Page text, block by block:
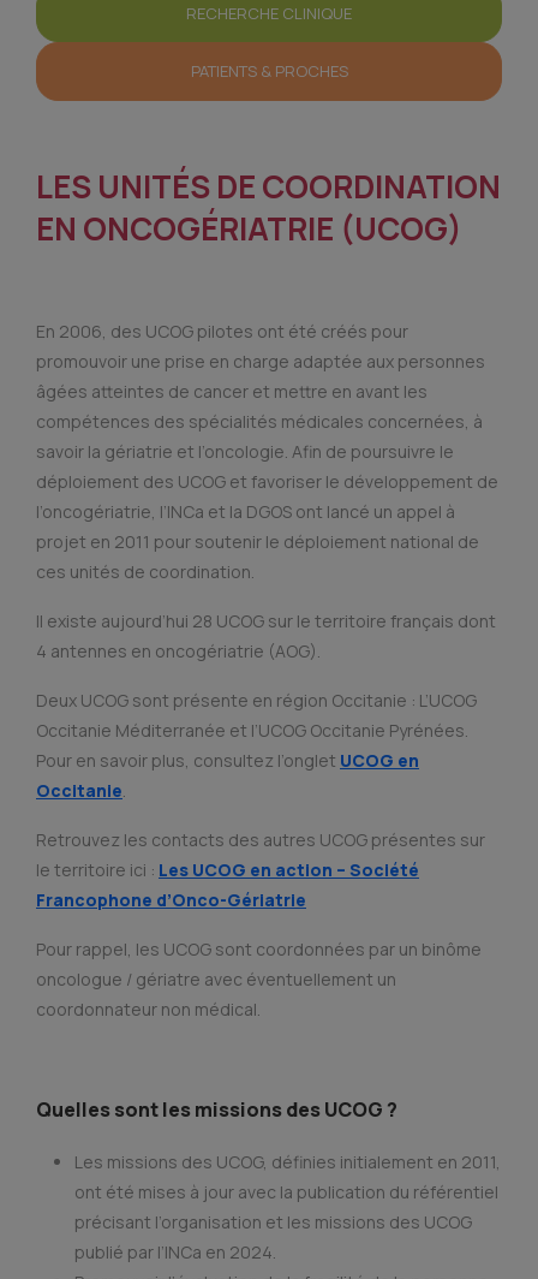
RECHERCHE CLINIQUE
PATIENTS & PROCHES
LES UNITÉS DE COORDINATION
EN ONCOGÉRIATRIE (UCOG)
En 2006, des UCOG pilotes ont été créés pour
promouvoir une prise en charge adaptée aux personnes
âgées atteintes de cancer et mettre en avant les
compétences des spécialités médicales concernées, à
savoir la gériatrie et l’oncologie. Afin de poursuivre le
déploiement des UCOG et favoriser le développement de
l’oncogériatrie, l’INCa et la DGOS ont lancé un appel à
projet en 2011 pour soutenir le déploiement national de
ces unités de coordination.
Il existe aujourd’hui 28 UCOG sur le territoire français dont
4 antennes en oncogériatrie (AOG).
Deux UCOG sont présente en région Occitanie : L’UCOG
Occitanie Méditerranée et l’UCOG Occitanie Pyrénées.
Pour en savoir plus, consultez l’onglet UCOG en
Occitanie
Retrouvez les contacts des autres UCOG présentes sur
le territoire ici : Les UCOG en action – Société
Francophone d’Onco-Gériatrie
Pour rappel, les UCOG sont coordonnées par un binôme
oncologue / gériatre avec éventuellement un
coordonnateur non médical.
Quelles sont les missions des UCOG ?
Les missions des UCOG, définies initialement en 2011,
ont été mises à jour avec la publication du référentiel
précisant l’organisation et les missions des UCOG
publié par l’INCa en 2024.